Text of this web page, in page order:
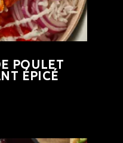
POULET
ÉPICÉ